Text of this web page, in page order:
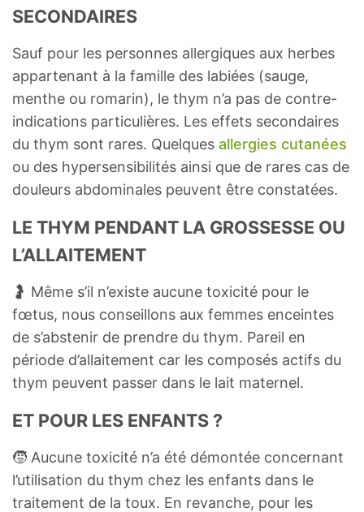
SECONDAIRES
Sauf pour les personnes allergiques aux herbes
appartenant à la famille des labiées (sauge,
menthe ou romarin), le thym n’a pas de contre-
indications particulières. Les effets secondaires
du thym sont rares. Quelques allergies cutanées
ou des hypersensibilités ainsi que de rares cas de
douleurs abdominales peuvent être constatées.
LE THYM PENDANT LA GROSSESSE OU
L’ALLAITEMENT
🤰 Même s’il n’existe aucune toxicité pour le
fœtus, nous conseillons aux femmes enceintes
de s’abstenir de prendre du thym. Pareil en
période d’allaitement car les composés actifs du
thym peuvent passer dans le lait maternel.
ET POUR LES ENFANTS ?
🧒 Aucune toxicité n’a été démontée concernant
l’utilisation du thym chez les enfants dans le
traitement de la toux. En revanche, pour les